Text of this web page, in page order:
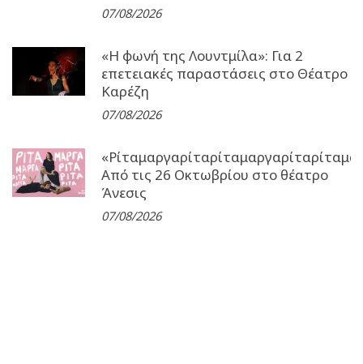
07/08/2026
«Η φωνή της Λουντμίλα»: Για 2
επετειακές παραστάσεις στο Θέατρο
Καρέζη
07/08/2026
Από τις 26 Οκτωβρίου στο θέατρο
Άνεσις
07/08/2026